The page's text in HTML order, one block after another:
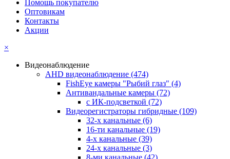
Помощь покупателю
Оптовикам
Контакты
Акции
×
Видеонаблюдение
AHD видеонаблюдение (474)
FishEye камеры "Рыбий глаз" (4)
Антивандальные камеры (72)
с ИК-подсветкой (72)
Видеорегистраторы гибридные (109)
32-х канальные (6)
16-ти канальные (19)
4-х канальные (39)
24-х канальные (3)
8-ми канальные (42)